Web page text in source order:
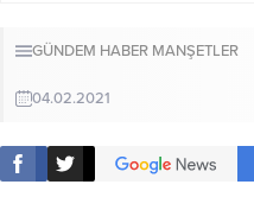
GÜNDEM HABER MANŞETLER
04.02.2021